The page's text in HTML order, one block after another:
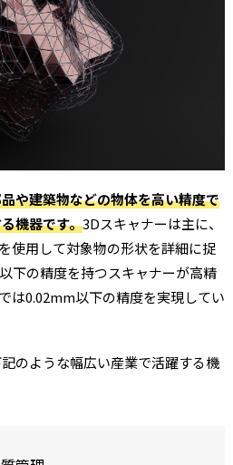
や建築物などの物体を高い精度で
機器です。3Dスキャナーは主に、
使用して対象物の形状を詳細に捉
下の精度を持つスキャナーが高精
は0.02mm以下の精度を実現してい
のような幅広い産業で活躍する機